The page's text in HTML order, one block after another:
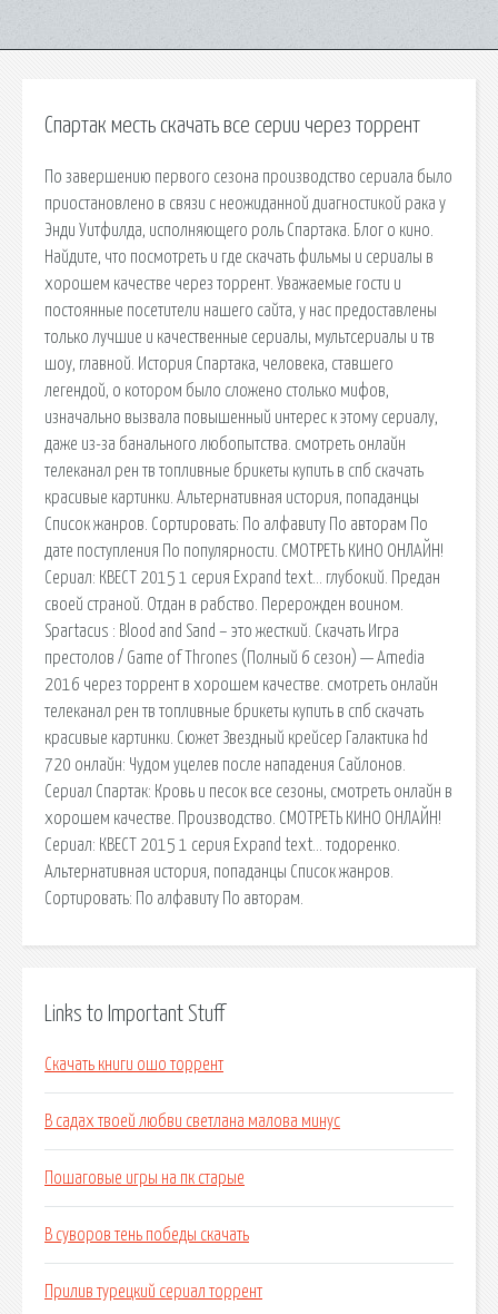
Спартак месть скачать все серии через торрент
По завершению первого сезона производство сериала было
приостановлено в связи с неожиданной диагностикой рака у
Энди Уитфилда, исполняющего роль Спартака. Блог о кино.
Найдите, что посмотреть и где скачать фильмы и сериалы в
хорошем качестве через торрент. Уважаемые гости и
постоянные посетители нашего сайта, у нас предоставлены
только лучшие и качественные сериалы, мультсериалы и тв
шоу, главной. История Спартака, человека, ставшего
легендой, о котором было сложено столько мифов,
изначально вызвала повышенный интерес к этому сериалу,
даже из-за банального любопытства. смотреть онлайн
телеканал рен тв топливные брикеты купить в спб скачать
красивые картинки. Альтернативная история, попаданцы
Список жанров. Сортировать: По алфавиту По авторам По
дате поступления По популярности. СМОТРЕТЬ КИНО ОНЛАЙН!
Сериал: КВЕСТ 2015 1 серия Expand text… глубокий. Предан
своей страной. Отдан в рабство. Перерожден воином.
Spartacus : Blood and Sand – это жесткий. Скачать Игра
престолов / Game of Thrones (Полный 6 сезон) — Amedia
2016 через торрент в хорошем качестве. смотреть онлайн
телеканал рен тв топливные брикеты купить в спб скачать
красивые картинки. Сюжет Звездный крейсер Галактика hd
720 онлайн: Чудом уцелев после нападения Сайлонов.
Сериал Спартак: Кровь и песок все сезоны, смотреть онлайн в
хорошем качестве. Производство. СМОТРЕТЬ КИНО ОНЛАЙН!
Сериал: КВЕСТ 2015 1 серия Expand text… тодоренко.
Альтернативная история, попаданцы Список жанров.
Сортировать: По алфавиту По авторам.
Links to Important Stuff
Скачать книги ошо торрент
В садах твоей любви светлана малова минус
Пошаговые игры на пк старые
В суворов тень победы скачать
Прилив турецкий сериал торрент